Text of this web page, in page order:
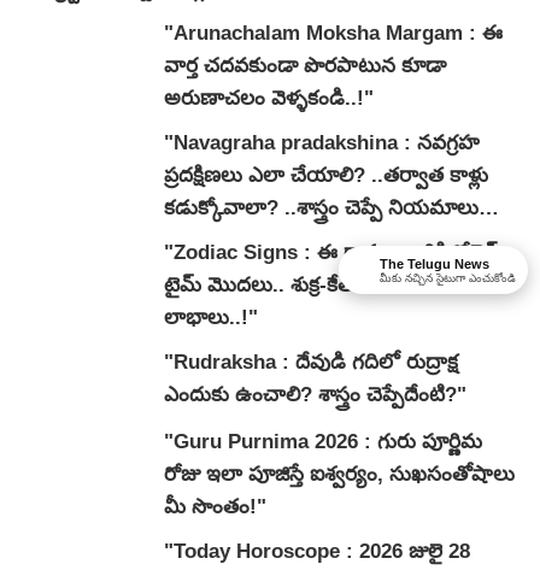
"Arunachalam Moksha Margam : ఈ
వార్త చదవకుండా పొరపాటున కూడా
అరుణాచలం వెళ్ళకండి..!"
"Navagraha pradakshina : నవగ్రహ
ప్రదక్షిణలు ఎలా చేయాలి? ..తర్వాత కాళ్లు
కడుక్కోవాలా? ..శాస్త్రం చెప్పే నియమాలు
ఇవే..!"
"Zodiac Signs : ఈ రాశుల వారికి గోల్డెన్
టైమ్ మొదలు.. శుక్ర-కేతు సంయోగం భారీ
లాభాలు..!"
"Rudraksha : దేవుడి గదిలో రుద్రాక్ష
ఎందుకు ఉంచాలి? శాస్త్రం చెప్పేదేంటి?"
"Guru Purnima 2026 : గురు పూర్ణిమ
రోజు ఇలా పూజిస్తే ఐశ్వర్యం, సుఖసంతోషాలు
మీ సొంతం!"
"Today Horoscope : 2026 జులై 28
The Telugu News
మీకు నచ్చిన సైటుగా ఎంచుకోండి